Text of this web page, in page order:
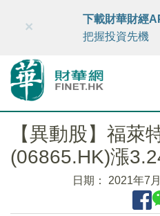
財華智庫網 FINTV
×
下載財華財經
把握投資先機
【異動股】福萊
(06865.HK)漲
日期： 2021年7